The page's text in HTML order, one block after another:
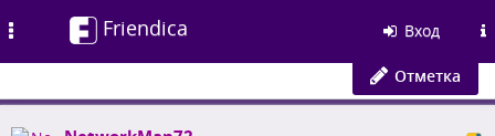
Friendica Вход
Отметка